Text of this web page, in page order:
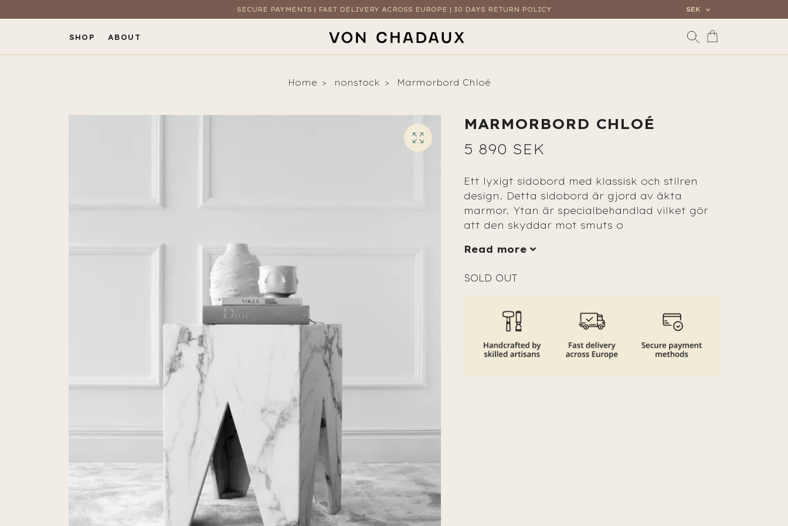
SECURE PAYMENTS | FAST DELIVERY ACROSS EUROPE | 30 DAYS RETURN POLICY SEK
SHOP ABOUT
Home nonstock Marmorbord Chloé
MARMORBORD CHLOÉ
5 890 SEK
Ett lyxigt sidobord med klassisk och stilren
design. Detta sidobord är gjord av äkta
marmor. Ytan är specialbehandlad vilket gör
att den skyddar mot smuts o
Read more
SOLD OUT